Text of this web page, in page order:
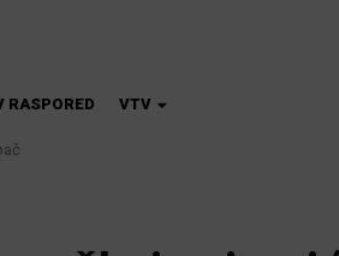
RASPORED VTV
svinja do 12. kolovoza u područjima visokog